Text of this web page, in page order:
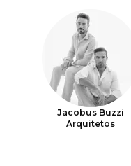
Jacobus Buzzi
Arquitetos